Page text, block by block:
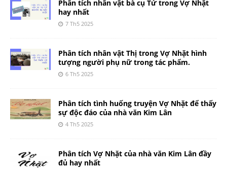
Phân tích nhân vật bà cụ Tứ trong Vợ Nhặt
hay nhất
7 Th5 2025
Phân tích nhân vật Thị trong Vợ Nhặt hình
tượng người phụ nữ trong tác phẩm.
6 Th5 2025
Phân tích tình huống truyện Vợ Nhặt để thấy
sự độc đáo của nhà văn Kim Lân
4 Th5 2025
Phân tích Vợ Nhặt của nhà văn Kim Lân đầy
đủ hay nhất